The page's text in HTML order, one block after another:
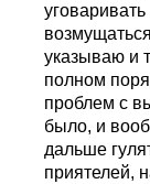
указываю и
полном
проблем с
было, и
дальше
приятелей,